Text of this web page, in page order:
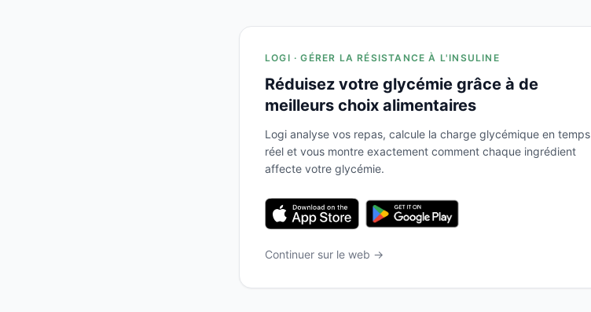
LOGI · GÉRER LA RÉSISTANCE À L'INSULINE
Réduisez votre glycémie grâce à de
meilleurs choix alimentaires
Logi analyse vos repas, calcule la charge glycémique en temps
réel et vous montre exactement comment chaque ingrédient
affecte votre glycémie.
Continuer sur le web →